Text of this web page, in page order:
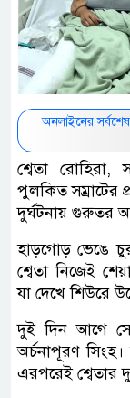
অনলাইনের
শ্বেতা রোহিরা,
পুলকিত সম্রাটের
দুর্ঘটনায় গুরুতর
হাড়গোড় ভেঙে
শ্বেতা নিজেই
যা দেখে শিউরে
দুই দিন আগে
অর্চনাপূরণ
এরপরেই শ্বেতার